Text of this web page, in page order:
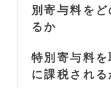
別寄与料を
るか
特別寄与料を
に課税される